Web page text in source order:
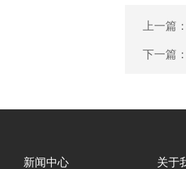
上一篇
下一篇
新闻中心 关于